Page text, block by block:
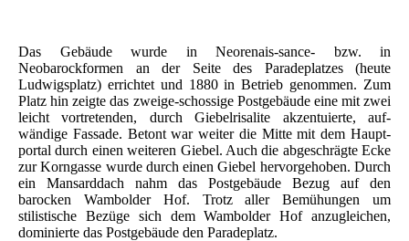
Das Gebäude wurde in Neorenais-sance- bzw. in
Neobarockformen an der Seite des Paradeplatzes (heute
Ludwigsplatz) errichtet und 1880 in Betrieb genommen. Zum
Platz hin zeigte das zweige-schossige Postgebäude eine mit zwei
leicht vortretenden, durch Giebelrisalite akzentuierte, auf-
wändige Fassade. Betont war weiter die Mitte mit dem Haupt-
portal durch einen weiteren Giebel. Auch die abgeschrägte Ecke
zur Korngasse wurde durch einen Giebel hervorgehoben. Durch
ein Mansarddach nahm das Postgebäude Bezug auf den
barocken Wambolder Hof. Trotz aller Bemühungen um
stilistische Bezüge sich dem Wambolder Hof anzugleichen,
dominierte das Postgebäude den Paradeplatz.